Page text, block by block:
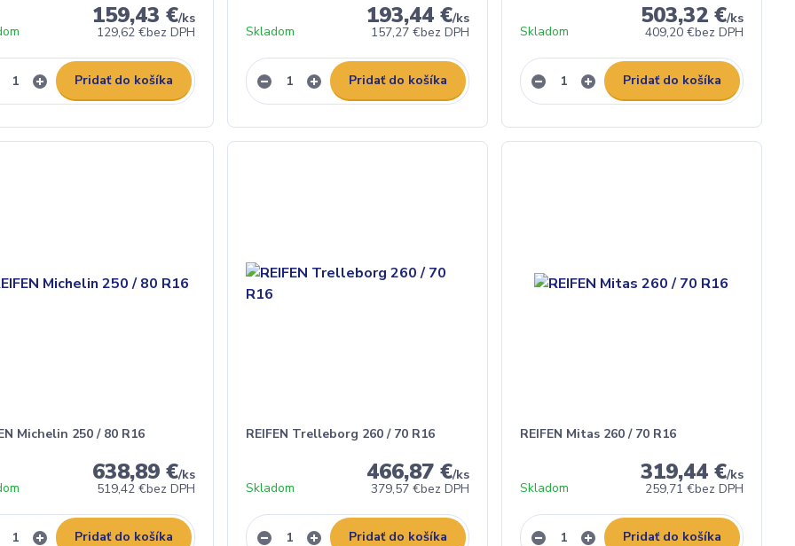
159,43 €/ks
129,62 €bez DPH
Pridať do košíka
193,44 €/ks
157,27 €bez DPH
Skladom
Pridať do košíka
503,32 €/ks
409,20 €bez DPH
Skladom
Pridať do košíka
Michelin 250 / 80 R16
638,89 €/ks
519,42 €bez DPH
Pridať do košíka
REIFEN Trelleborg 260 / 70 R16
466,87 €/ks
379,57 €bez DPH
Skladom
Pridať do košíka
REIFEN Mitas 260 / 70 R16
319,44 €/ks
259,71 €bez DPH
Skladom
Pridať do košíka